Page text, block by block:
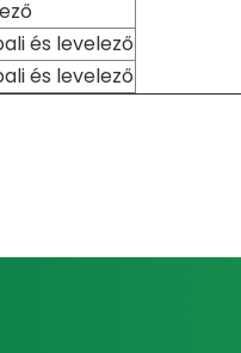
és levelező
és levelező